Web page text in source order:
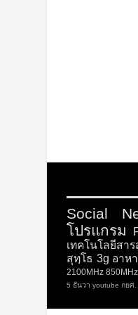
Social
โปรแกรม
เทคโนโลยีสา
สุทฺโธ 3g อาห
2100MHz 850MHz
5 ธันวา youtube กยศ.